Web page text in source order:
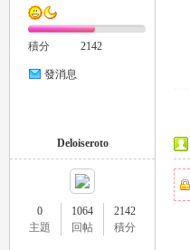
積分 2142
發消息
Deloiseroto
0
主題
1064
回帖
2142
積分